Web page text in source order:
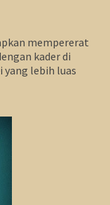
mempererat
kader di
yang lebih luas